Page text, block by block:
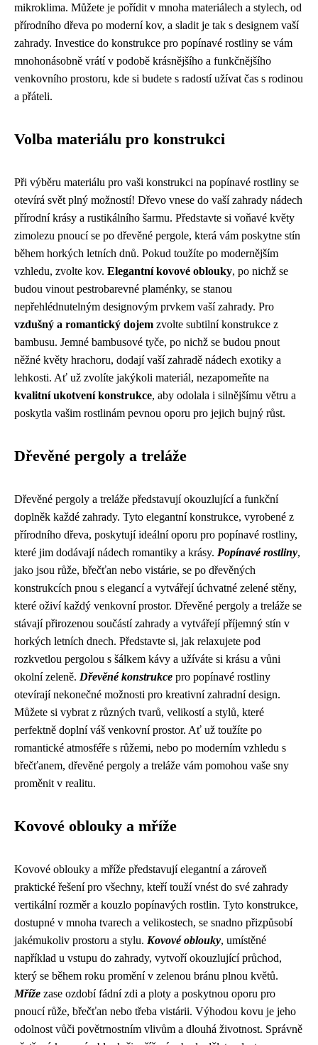
mikroklima. Můžete je pořídit v mnoha materiálech a stylech, od
přírodního dřeva po moderní kov, a sladit je tak s designem vaší
zahrady. Investice do konstrukce pro popínavé rostliny se vám
mnohonásobně vrátí v podobě krásnějšího a funkčnějšího
venkovního prostoru, kde si budete s radostí užívat čas s rodinou
a přáteli.
Volba materiálu pro konstrukci
Při výběru materiálu pro vaši konstrukci na popínavé rostliny se
otevírá svět plný možností! Dřevo vnese do vaší zahrady nádech
přírodní krásy a rustikálního šarmu. Představte si voňavé květy
zimolezu pnoucí se po dřevěné pergole, která vám poskytne stín
během horkých letních dnů. Pokud toužíte po modernějším
vzhledu, zvolte kov. Elegantní kovové oblouky, po nichž se
budou vinout pestrobarevné plaménky, se stanou
nepřehlédnutelným designovým prvkem vaší zahrady. Pro
vzdušný a romantický dojem zvolte subtilní konstrukce z
bambusu. Jemné bambusové tyče, po nichž se budou pnout
něžné květy hrachoru, dodají vaší zahradě nádech exotiky a
lehkosti. Ať už zvolíte jakýkoli materiál, nezapomeňte na
kvalitní ukotvení konstrukce, aby odolala i silnějšímu větru a
poskytla vašim rostlinám pevnou oporu pro jejich bujný růst.
Dřevěné pergoly a treláže
Dřevěné pergoly a treláže představují okouzlující a funkční
doplněk každé zahrady. Tyto elegantní konstrukce, vyrobené z
přírodního dřeva, poskytují ideální oporu pro popínavé rostliny,
které jim dodávají nádech romantiky a krásy. Popínavé rostliny,
jako jsou růže, břečťan nebo vistárie, se po dřevěných
konstrukcích pnou s elegancí a vytvářejí úchvatné zelené stěny,
které oživí každý venkovní prostor. Dřevěné pergoly a treláže se
stávají přirozenou součástí zahrady a vytvářejí příjemný stín v
horkých letních dnech. Představte si, jak relaxujete pod
rozkvetlou pergolou s šálkem kávy a užíváte si krásu a vůni
okolní zeleně. Dřevěné konstrukce pro popínavé rostliny
otevírají nekonečné možnosti pro kreativní zahradní design.
Můžete si vybrat z různých tvarů, velikostí a stylů, které
perfektně doplní váš venkovní prostor. Ať už toužíte po
romantické atmosféře s růžemi, nebo po moderním vzhledu s
břečťanem, dřevěné pergoly a treláže vám pomohou vaše sny
proměnit v realitu.
Kovové oblouky a mříže
Kovové oblouky a mříže představují elegantní a zároveň
praktické řešení pro všechny, kteří touží vnést do své zahrady
vertikální rozměr a kouzlo popínavých rostlin. Tyto konstrukce,
dostupné v mnoha tvarech a velikostech, se snadno přizpůsobí
jakémukoliv prostoru a stylu. Kovové oblouky, umístěné
například u vstupu do zahrady, vytvoří okouzlující průchod,
který se během roku promění v zelenou bránu plnou květů.
Mříže zase ozdobí fádní zdi a ploty a poskytnou oporu pro
pnoucí růže, břečťan nebo třeba vistárii. Výhodou kovu je jeho
odolnost vůči povětrnostním vlivům a dlouhá životnost. Správně